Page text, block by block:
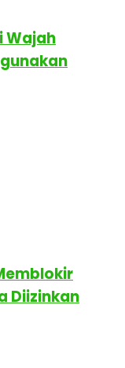
Wajah
Diizinkan